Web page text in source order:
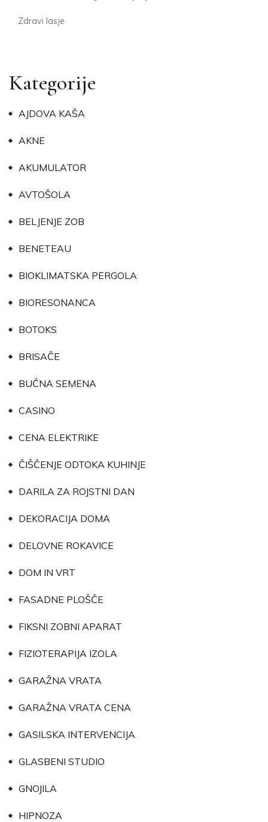
Zdravi lasje
Kategorije
AJDOVA KAŠA
AKNE
AKUMULATOR
AVTOŠOLA
BELJENJE ZOB
BENETEAU
BIOKLIMATSKA PERGOLA
BIORESONANCA
BOTOKS
BRISAČE
BUČNA SEMENA
CASINO
CENA ELEKTRIKE
ČIŠČENJE ODTOKA KUHINJE
DARILA ZA ROJSTNI DAN
DEKORACIJA DOMA
DELOVNE ROKAVICE
DOM IN VRT
FASADNE PLOŠČE
FIKSNI ZOBNI APARAT
FIZIOTERAPIJA IZOLA
GARAŽNA VRATA
GARAŽNA VRATA CENA
GASILSKA INTERVENCIJA
GLASBENI STUDIO
GNOJILA
HIPNOZA